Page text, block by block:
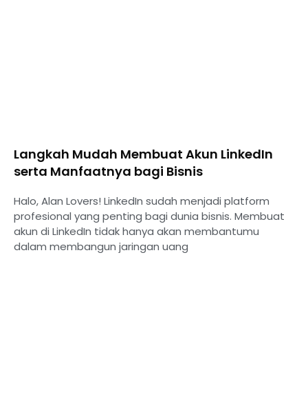
⁠Langkah Mudah Membuat Akun LinkedIn
serta Manfaatnya bagi Bisnis
Halo, Alan Lovers! LinkedIn sudah menjadi platform
profesional yang penting bagi dunia bisnis. Membuat
akun di LinkedIn tidak hanya akan membantumu
dalam membangun jaringan uang